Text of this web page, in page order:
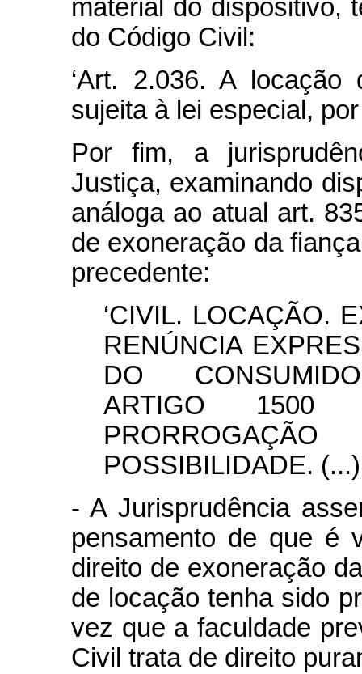
material do dispositivo,
do Código Civil:
‘Art. 2.036. A
sujeita à lei especial,
Por fim, a
Justiça, examinando
análoga ao atual art.
de exoneração da
precedente:
‘CIVIL. LOCAÇÃO.
RENÚNCIA
DO
ARTIGO 1500
POSSIBILIDADE. (...)
- A Jurisprudência
pensamento de que é
direito de exoneração
de locação tenha sido
vez que a faculdade
Civil trata de direito